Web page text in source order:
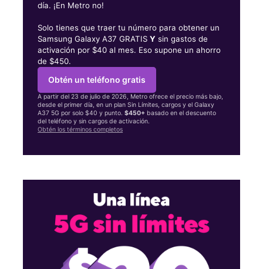
día. ¡En Metro no!
Solo tienes que traer tu número para obtener un
Samsung Galaxy A37 GRATISY sin gastos de
activación por $40 al mes. Eso supone un ahorro
de $450.
Obtén un teléfono gratis
A partir del 23 de julio de 2026, Metro ofrece el precio más bajo,
desde el primer día, en un plan Sin Límites, cargos y el Galaxy
A37 5G por solo $40 y punto.$450+ basado en el descuento
del teléfono y sin cargos de activación.
Obtén los términos completos